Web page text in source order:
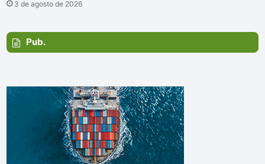
3 de agosto de 2026
Pub.